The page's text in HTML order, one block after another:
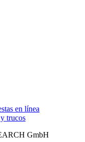
en línea
trucos
GmbH